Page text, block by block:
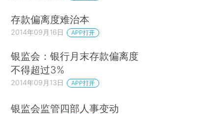
存款偏离度难治本
2014年09月16日 APP打开
银监会：银行月末存款偏离度
不得超过3%
2014年09月13日 APP打开
银监会监管四部人事变动